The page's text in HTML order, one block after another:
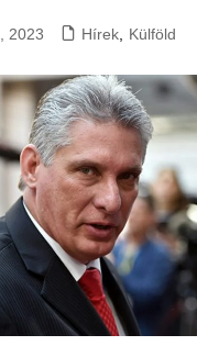
2023 Hírek, Külföld